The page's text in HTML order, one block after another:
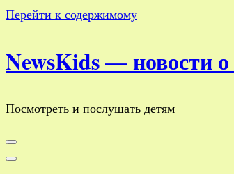
Перейти к содержимому
NewsKids — новости о
Посмотреть и послушать детям